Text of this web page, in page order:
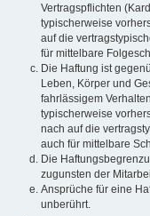
Vertragspflichten
typischerweise
auf die
für mittelbare
Die Haftung ist
Leben, Körper und
fahrlässigem
typischerweise
nach auf die
auch für mittelbare
Die
zugunsten der
Ansprüche für eine
unberührt.